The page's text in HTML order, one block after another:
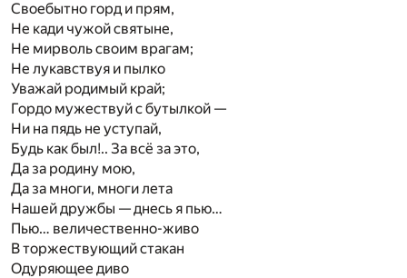
Своебытно горд и прям,
Не кади чужой святыне,
Не мирволь своим врагам;
Не лукавствуя и пылко
Уважай родимый край;
Гордо мужествуй с бутылкой —
Ни на пядь не уступай,
Будь как был!.. За всё за это,
Да за родину мою,
Да за многи, многи лета
Нашей дружбы — днесь я пью…
Пью… величественно-живо
В торжествующий стакан
Одуряющее диво